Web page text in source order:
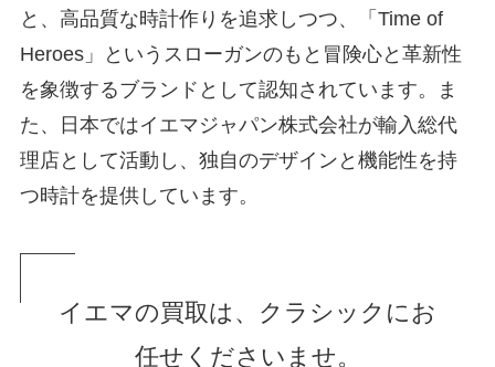
と、高品質な時計作りを追求しつつ、「Time of
Heroes」というスローガンのもと冒険心と革新性
を象徴するブランドとして認知されています。ま
た、日本ではイエマジャパン株式会社が輸入総代
理店として活動し、独自のデザインと機能性を持
つ時計を提供しています。
イエマの買取は、クラシックにお
任せくださいませ。